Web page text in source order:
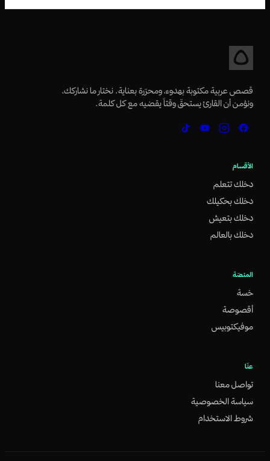
قصص عربية مكتوبة بهدوء، ومحرّرة بعناية. نختار ما نشاركك،
ونؤمن أن القارئ يستحقّ وقتاً يقضيه مع كل كلمة.
الأقسام
دخلك تتعلم
دخلك بحكيلك
دخلك بتعيش
دخلك بالعالم
المنصّة
خسة
أقصوصة
موفيكتوبيس
عنّا
تواصل معنا
سياسة الخصوصية
شروط الاستخدام